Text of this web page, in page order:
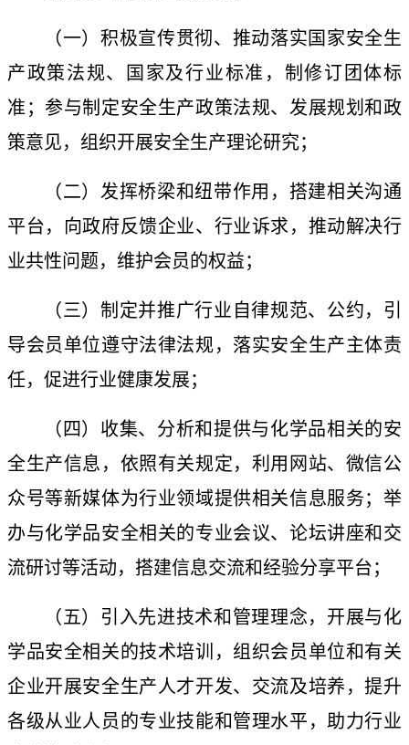
（一）积极宣传贯彻、推动落实国家安全生
产政策法规、国家及行业标准 ， 制修订团体标
准 ；参与制定安全生产政策法规、发展规划和政
策意见，组织开展安全生产理论研究；
（二）发挥桥梁和纽带作用，搭建相关沟通
平台，向政府反馈企业、行业诉求，推动解决行
业共性问题，维护会员的权益；
（三）制定并推广行业自律规范、公约，引
导会员单位遵守法律法规，落实安全生产主体责
任，促进行业健康发展；
（四）收集、分析和提供与化学品相关的安
全生产信息， 依照有关规定， 利用网站、微信公
众号等新媒体为行业领域提供相关信息服务；举
办与化学品安全相关的专业会议、论坛讲座和交
流研讨等活动，搭建信息交流和经验分享平台；
（五） 引入先进技术和管理理念，开展与化
学品安全相关的技术培训，组织会员单位和有关
企业开展安全生产人才开发、交流及培养，提升
各级从业人员的专业技能和管理水平，助力行业